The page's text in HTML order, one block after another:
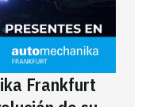
Frankfurt